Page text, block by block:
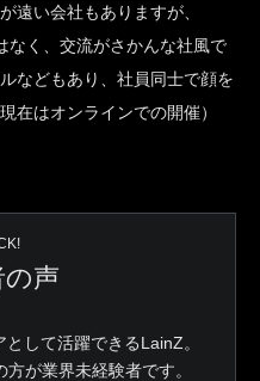
遠い会社もありますが、
なく、交流がさかんな社風で
などもあり、社員同士で顔を
在はオンラインでの開催）
声
して活躍できるLainZ。
が業界未経験者です。